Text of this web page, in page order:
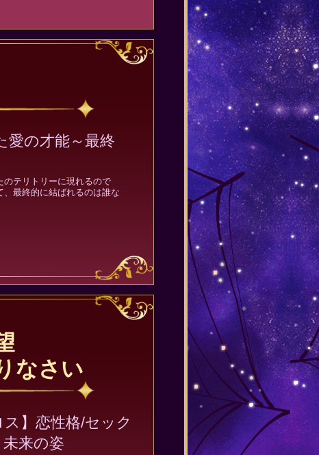
愛の才能～最終
のテリトリーに現れるので
最終的に結ばれるのは誰な
なさい
】恋性格/セック
来の姿